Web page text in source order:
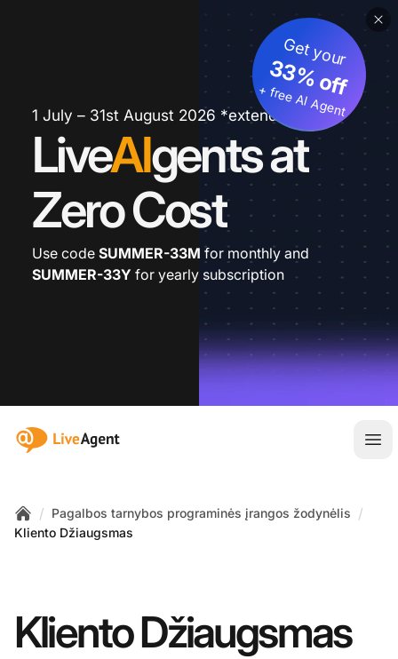
1 July – 31st August 2026 *extended
LiveAIgents at
Zero Cost
Get your
33% off
+ free AI Agent
Use code SUMMER-33M for monthly and
SUMMER-33Y for yearly subscription
:site.title
Home
/ Pagalbos tarnybos programinės įrangos žodynėlis /
Kliento Džiaugsmas
Kliento Džiaugsmas